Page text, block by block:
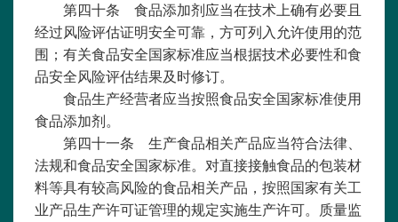
第四十条 食品添加剂应当在技术上确有必要且
经过风险评估证明安全可靠，方可列入允许使用的范
围；有关食品安全国家标准应当根据技术必要性和食
品安全风险评估结果及时修订。
食品生产经营者应当按照食品安全国家标准使用
食品添加剂。
第四十一条 生产食品相关产品应当符合法律、
法规和食品安全国家标准。对直接接触食品的包装材
料等具有较高风险的食品相关产品，按照国家有关工
业产品生产许可证管理的规定实施生产许可。质量监